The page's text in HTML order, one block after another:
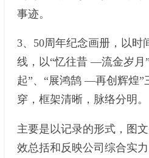
事迹。
3、50周年纪念画册，以时
线，以“忆往昔 —流金岁
起”、“展鸿鹄 —再创辉煌”
穿，框架清晰，脉络分明。
主要是以记录的形式，图
效总括和反映公司综合实